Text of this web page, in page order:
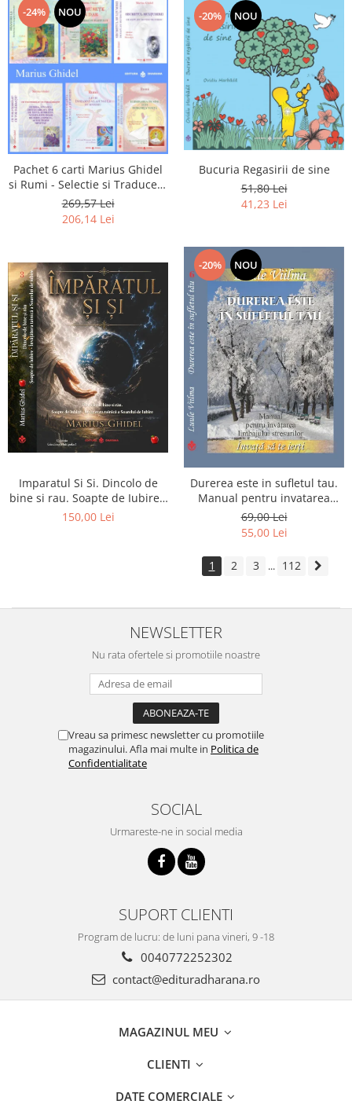
-24% NOU
Pachet 6 carti Marius Ghidel
si Rumi - Selectie si Traducere
de Marius Ghidel
269,57 Lei
206,14 Lei
-20% NOU
Bucuria Regasirii de sine
51,80 Lei
41,23 Lei
Imparatul Si Si. Dincolo de
bine si rau. Soapte de Iubire -
Invatatura tainica a Soarelui
150,00 Lei
-20% NOU
Durerea este in sufletul tau.
Manual pentru invatarea
limbajului stresurilor Seria
Invata sa te Ierti Luule Viilma
69,00 Lei
55,00 Lei
1 2 3 ... 112
NEWSLETTER
Nu rata ofertele si promotiile noastre
Vreau sa primesc newsletter cu promotiile
magazinului. Afla mai multe in Politica de
Confidentialitate
SOCIAL
Urmareste-ne in social media
SUPORT CLIENTI
Program de lucru: de luni pana vineri, 9 -18
0040772252302
contact@edituradharana.ro
MAGAZINUL MEU
CLIENTI
DATE COMERCIALE